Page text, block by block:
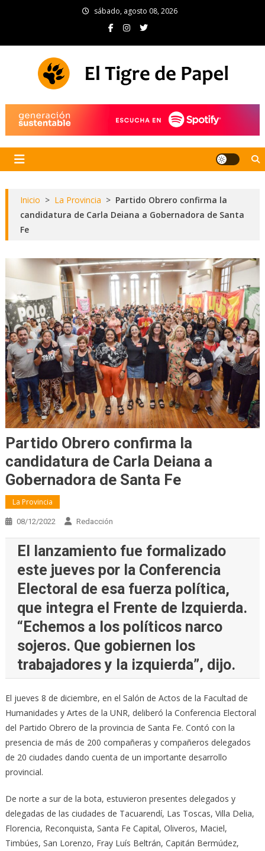
sábado, agosto 08, 2026
Inicio > La Provincia > Partido Obrero confirma la
candidatura de Carla Deiana a Gobernadora de Santa
Fe
Partido Obrero confirma la
candidatura de Carla Deiana a
Gobernadora de Santa Fe
La Provincia
08/12/2022 Redacción
El lanzamiento fue formalizado
este jueves por la Conferencia
Electoral de esa fuerza política,
que integra el Frente de Izquierda.
“Echemos a los políticos narco
sojeros. Que gobiernen los
trabajadores y la izquierda”, dijo.
El jueves 8 de diciembre, en el Salón de Actos de la Facultad de
Humanidades y Artes de la UNR, deliberó la Conferencia Electoral
del Partido Obrero de la provincia de Santa Fe. Contó con la
presencia de más de 200 compañeras y compañeros delegados
de 20 ciudades dando cuenta de un importante desarrollo
provincial.
De norte a sur de la bota, estuvieron presentes delegados y
delegadas de las ciudades de Tacuarendí, Las Toscas, Villa Delia,
Florencia, Reconquista, Santa Fe Capital, Oliveros, Maciel,
Timbúes, San Lorenzo, Fray Luís Beltrán, Capitán Bermúdez,